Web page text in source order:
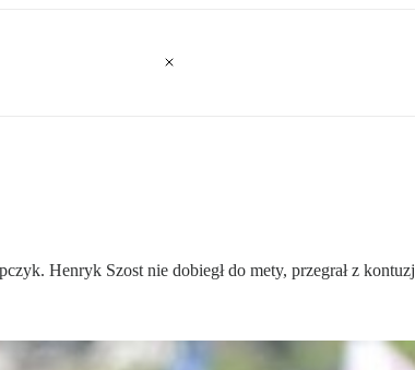
Henryk Szost nie dobiegł do mety, przegrał z